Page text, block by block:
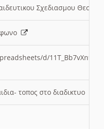
Σχεδιασμου
d/
τοπος στο διαδικτυο